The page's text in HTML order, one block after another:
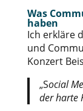
Was
haben
Ich erkläre
und
Konzert
„Social
der harte